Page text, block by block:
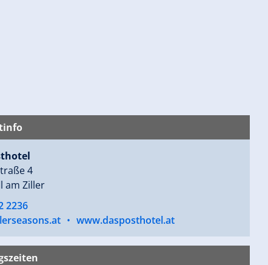
4
am Ziller
2236
• www.dasposthotel.at